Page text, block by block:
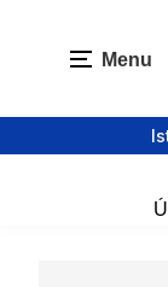
Menu